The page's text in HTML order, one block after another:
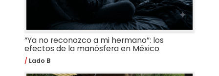
“Ya no reconozco a mi hermano”: los
efectos de la manósfera en México
Lado B